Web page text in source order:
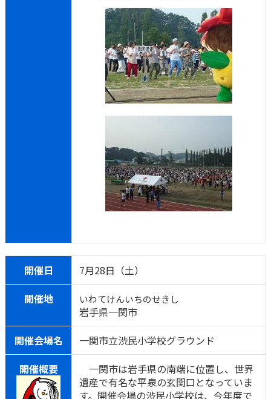
開催日
7月28日（土）
開催地
いわてけんいちのせきし
岩手県一関市
開催会場名
一関市立渋民小学校グラウンド
開催概要
一関市は岩手県の南端に位置し、世界
遺産で有名な平泉の玄関口となっていま
す。開催会場の渋民小学校は、今年度で